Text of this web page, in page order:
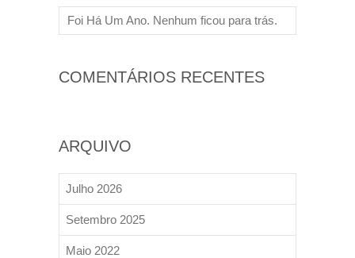
Foi Há Um Ano. Nenhum ficou para trás.
COMENTÁRIOS RECENTES
ARQUIVO
Julho 2026
Setembro 2025
Maio 2022